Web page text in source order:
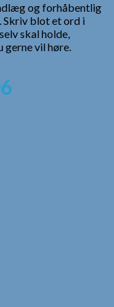
og forhåbentlig
blot et ord i
skal holde,
gerne vil høre.